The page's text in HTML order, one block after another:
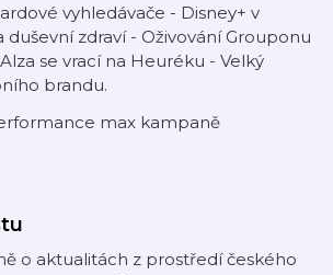
vyhledávače - Disney+ v
duševní zdraví - Oživování Grouponu
se vrací na Heuréku - Velký
brandu.
max kampaně
o aktualitách z prostředí českého